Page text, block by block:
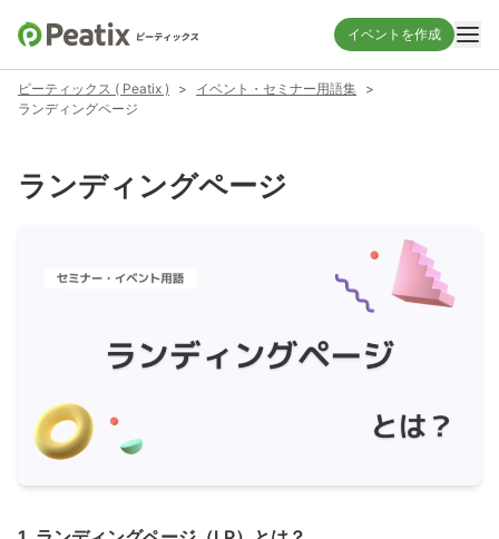
イベントを作成
ピーティックス ( Peatix ) > イベント・セミナー用語集 >
ランディングページ
ランディングページ